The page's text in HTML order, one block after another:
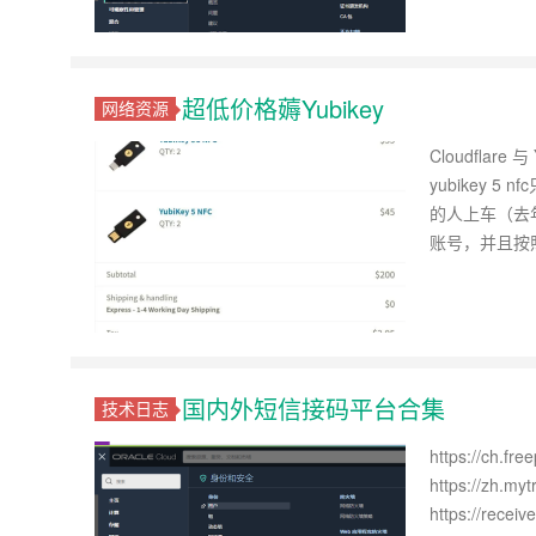
网络资源 超低价格薅Yubikey
Cloudflare 与
yubikey 5 nfc
的人上车（
账号，并且
技术日志 国内外短信接码平台合集
https://
https://
https://